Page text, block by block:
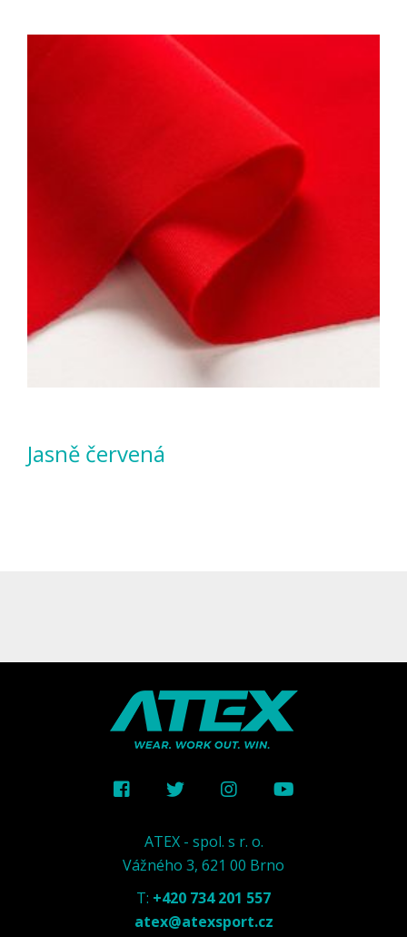
Jasně červená
ATEX - spol. s r. o.
Vážného 3, 621 00 Brno
T: +420 734 201 557
atex@atexsport.cz